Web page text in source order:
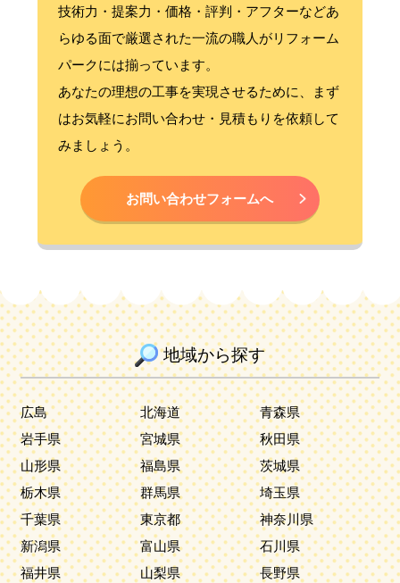
技術力・提案力・価格・評判・アフターなどあ
らゆる面で厳選された一流の職人がリフォーム
パークには揃っています。
あなたの理想の工事を実現させるために、まず
はお気軽にお問い合わせ・見積もりを依頼して
みましょう。
お問い合わせフォームへ
地域から探す
広島 北海道
青森県
岩手県
宮城県
秋田県
山形県
福島県
茨城県
栃木県
群馬県
埼玉県
千葉県
東京都
神奈川県
新潟県
富山県
石川県
福井県
山梨県
長野県